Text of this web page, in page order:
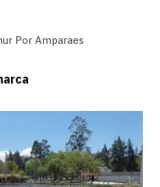
Por Amparaes